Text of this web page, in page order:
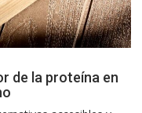
de la proteína en